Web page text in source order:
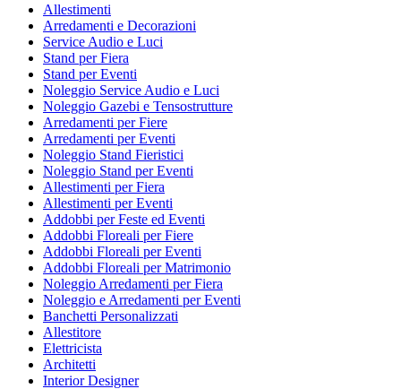
Allestimenti
Arredamenti e Decorazioni
Service Audio e Luci
Stand per Fiera
Stand per Eventi
Noleggio Service Audio e Luci
Noleggio Gazebi e Tensostrutture
Arredamenti per Fiere
Arredamenti per Eventi
Noleggio Stand Fieristici
Noleggio Stand per Eventi
Allestimenti per Fiera
Allestimenti per Eventi
Addobbi per Feste ed Eventi
Addobbi Floreali per Fiere
Addobbi Floreali per Eventi
Addobbi Floreali per Matrimonio
Noleggio Arredamenti per Fiera
Noleggio e Arredamenti per Eventi
Banchetti Personalizzati
Allestitore
Elettricista
Architetti
Interior Designer